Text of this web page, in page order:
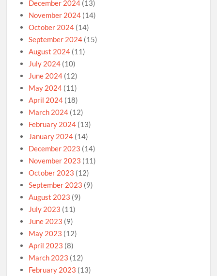
December 2024 (13)
November 2024 (14)
October 2024 (14)
September 2024 (15)
August 2024 (11)
July 2024 (10)
June 2024 (12)
May 2024 (11)
April 2024 (18)
March 2024 (12)
February 2024 (13)
January 2024 (14)
December 2023 (14)
November 2023 (11)
October 2023 (12)
September 2023 (9)
August 2023 (9)
July 2023 (11)
June 2023 (9)
May 2023 (12)
April 2023 (8)
March 2023 (12)
February 2023 (13)